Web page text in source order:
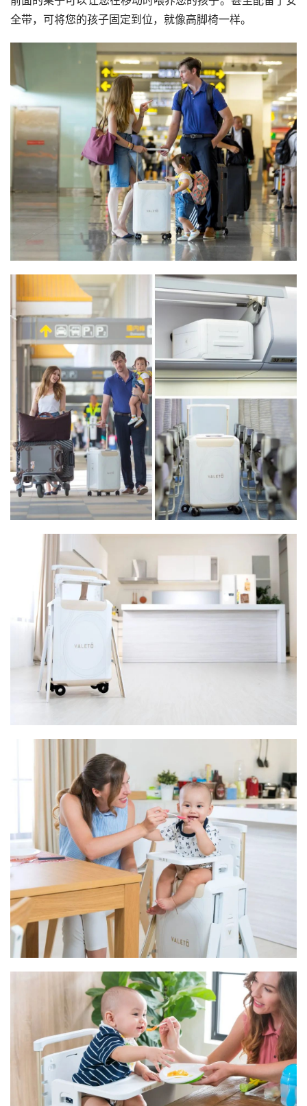
全带，可将您的孩子固定到位，就像高脚椅一样。